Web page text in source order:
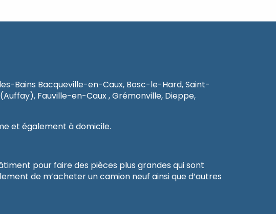
Bains Bacqueville-en-Caux, Bosc-le-Hard, Saint-
Fauville-en-Caux , Grémonville, Dieppe,
et également à domicile.
pour faire des pièces plus grandes qui sont
de m’acheter un camion neuf ainsi que d’autres